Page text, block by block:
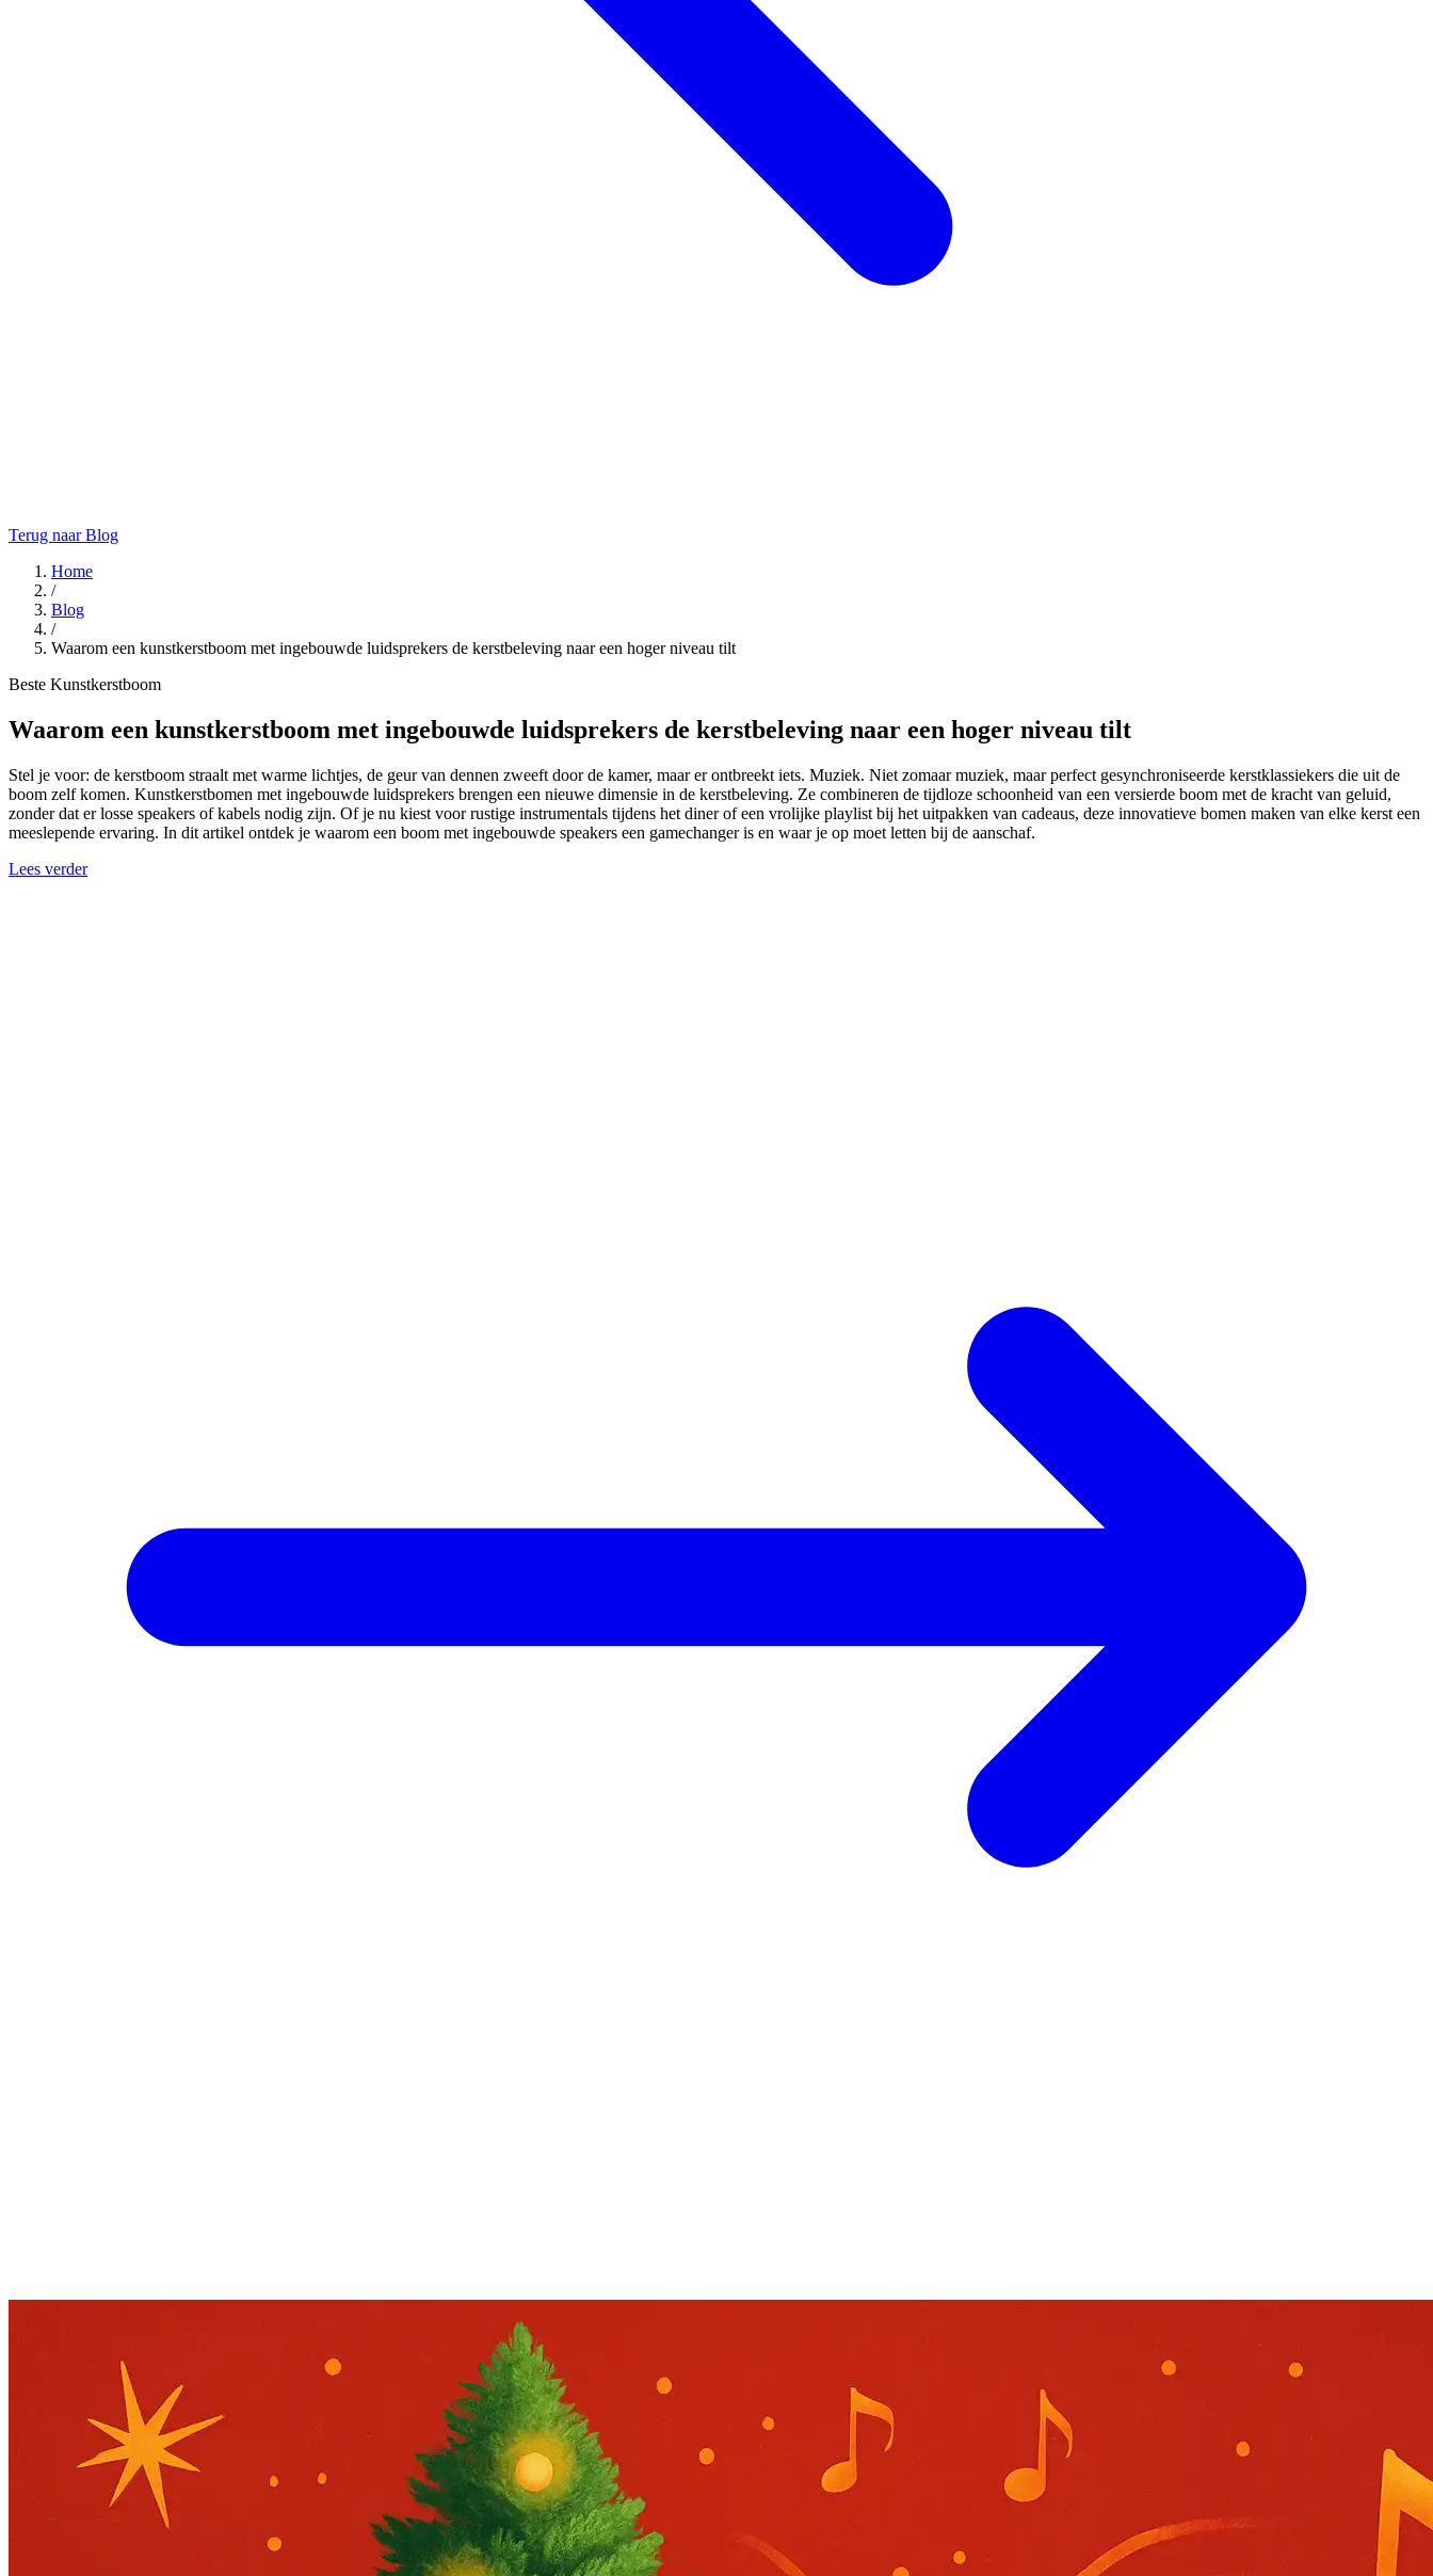
Terug naar Blog
Home
/
Blog
/
Waarom een kunstkerstboom met ingebouwde luidsprekers de kerstbeleving naar een hoger niveau tilt
Beste Kunstkerstboom
Waarom een kunstkerstboom met ingebouwde luidsprekers de kerstbeleving naar een hoger niveau tilt
Stel je voor: de kerstboom straalt met warme lichtjes, de geur van dennen zweeft door de kamer, maar er ontbreekt iets. Muziek. Niet zomaar muziek, maar perfect gesynchroniseerde kerstklassiekers die uit de
boom zelf komen. Kunstkerstbomen met ingebouwde luidsprekers brengen een nieuwe dimensie in de kerstbeleving. Ze combineren de tijdloze schoonheid van een versierde boom met de kracht van geluid,
zonder dat er losse speakers of kabels nodig zijn. Of je nu kiest voor rustige instrumentals tijdens het diner of een vrolijke playlist bij het uitpakken van cadeaus, deze innovatieve bomen maken van elke kerst een
meeslepende ervaring. In dit artikel ontdek je waarom een boom met ingebouwde speakers een gamechanger is en waar je op moet letten bij de aanschaf.
Lees verder